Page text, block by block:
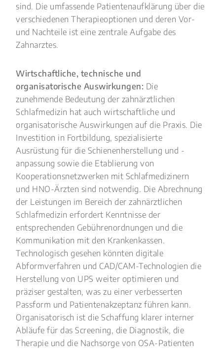
sind. Die umfassende Patientenaufklärung über die
verschiedenen Therapieoptionen und deren Vor-
und Nachteile ist eine zentrale Aufgabe des
Zahnarztes.
Wirtschaftliche, technische und
organisatorische Auswirkungen: Die
zunehmende Bedeutung der zahnärztlichen
Schlafmedizin hat auch wirtschaftliche und
organisatorische Auswirkungen auf die Praxis. Die
Investition in Fortbildung, spezialisierte
Ausrüstung für die Schienenherstellung und -
anpassung sowie die Etablierung von
Kooperationsnetzwerken mit Schlafmedizinern
und HNO-Ärzten sind notwendig. Die Abrechnung
der Leistungen im Bereich der zahnärztlichen
Schlafmedizin erfordert Kenntnisse der
entsprechenden Gebührenordnungen und die
Kommunikation mit den Krankenkassen.
Technologisch gesehen könnten digitale
Abformverfahren und CAD/CAM-Technologien die
Herstellung von UPS weiter optimieren und
präziser gestalten, was zu einer verbesserten
Passform und Patientenakzeptanz führen kann.
Organisatorisch ist die Schaffung klarer interner
Abläufe für das Screening, die Diagnostik, die
Therapie und die Nachsorge von OSA-Patienten